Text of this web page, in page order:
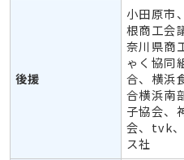
後援
小田原市
根商工会
奈川県商
ゃく協同
合、横浜
合横浜南
子協会、
会、tvk
ス社